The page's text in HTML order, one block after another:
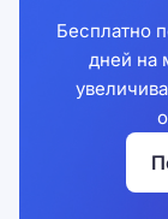
Бесплатно
дней на